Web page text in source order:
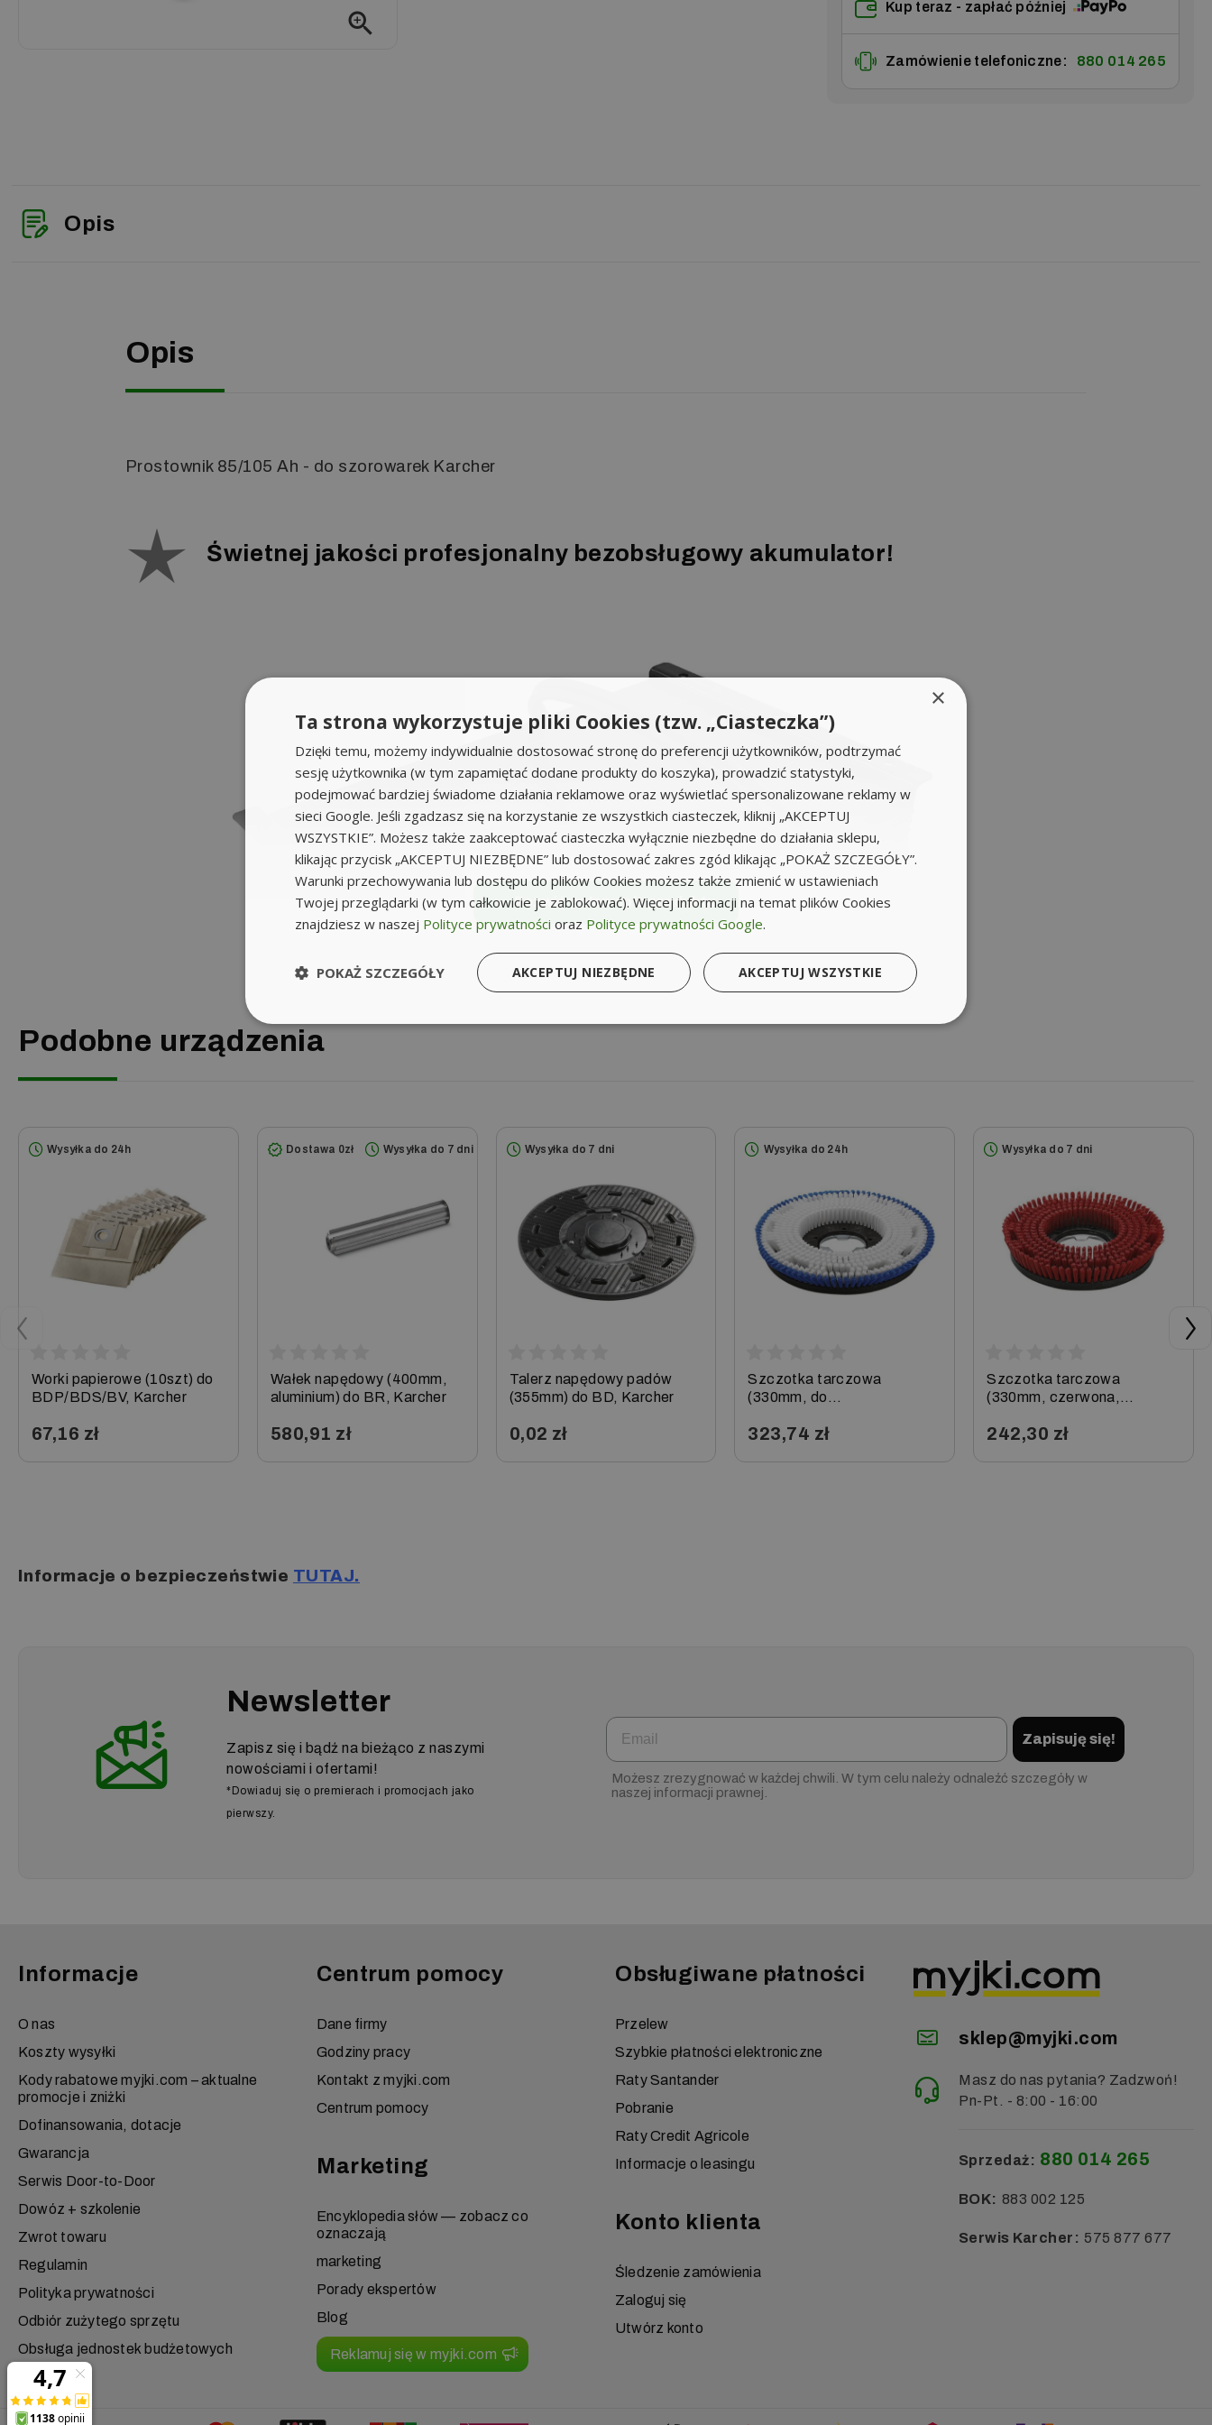
zoom_in
Kup teraz - zapłać później
Zamówienie telefoniczne: 880 014 265
Opis
Opis
Prostownik 85/105 Ah - do szorowarek Karcher
Świetnej jakości profesjonalny bezobsługowy akumulator!
Prostownik do akumulatorów żelowych 6 GEL.
Rozwiń pełen opis produktu
Podobne urządzenia
Wysyłka do 24h
Worki papierowe (10szt) do
BDP/BDS/BV, Karcher
67,16 zł
Dostawa 0zł Wysyłka do 7 dni
Wałek napędowy (400mm,
aluminium) do BR, Karcher
580,91 zł
Wysyłka do 7 dni
Talerz napędowy padów
(355mm) do BD, Karcher
0,02 zł
Wysyłka do 24h
Szczotka tarczowa
(330mm, do
33/180, Karcher
323,74 zł
Wysyłka do 7 dni
Szczotka tarczowa
(330mm, czerwona,
33/180, Karcher
242,30 zł
Informacje o bezpieczeństwie TUTAJ.
Newsletter
Zapisz się i bądź na bieżąco z naszymi
nowościami i ofertami!
*Dowiaduj się o premierach i promocjach jako
pierwszy.
Email
Zapisuję się!
Możesz zrezygnować w każdej chwili. W tym celu należy odnaleźć szczegóły w
naszej informacji prawnej.
Informacje
O nas
Koszty wysyłki
Kody rabatowe myjki.com – aktualne
promocje i zniżki
Dofinansowania, dotacje
Gwarancja
Serwis Door-to-Door
Dowóz + szkolenie
Zwrot towaru
Regulamin
Polityka prywatności
Odbiór zużytego sprzętu
Obsługa jednostek budżetowych
Centrum pomocy
Dane firmy
Godziny pracy
Kontakt z myjki.com
Centrum pomocy
Marketing
Encyklopedia słów — zobacz co
oznaczają
marketing
Porady ekspertów
Blog
Reklamuj się w myjki.com
Obsługiwane płatności
Przelew
Szybkie płatności elektroniczne
Raty Santander
Pobranie
Raty Credit Agricole
Informacje o leasingu
Konto klienta
Śledzenie zamówienia
Zaloguj się
Utwórz konto
sklep@myjki.com
Masz do nas pytania? Zadzwoń!
Pn-Pt. - 8:00 - 16:00
Sprzedaż: 880 014 265
BOK: 883 002 125
Serwis Karcher: 575 877 677
×
Ta strona wykorzystuje pliki Cookies (tzw. „Ciasteczka”)
Dzięki temu, możemy indywidualnie dostosować stronę do preferencji użytkowników, podtrzymać
sesję użytkownika (w tym zapamiętać dodane produkty do koszyka), prowadzić statystyki,
podejmować bardziej świadome działania reklamowe oraz wyświetlać spersonalizowane reklamy w
sieci Google. Jeśli zgadzasz się na korzystanie ze wszystkich ciasteczek, kliknij „AKCEPTUJ
WSZYSTKIE”. Możesz także zaakceptować ciasteczka wyłącznie niezbędne do działania sklepu,
klikając przycisk „AKCEPTUJ NIEZBĘDNE” lub dostosować zakres zgód klikając „POKAŻ SZCZEGÓŁY”.
Warunki przechowywania lub dostępu do plików Cookies możesz także zmienić w ustawieniach
Twojej przeglądarki (w tym całkowicie je zablokować). Więcej informacji na temat plików Cookies
znajdziesz w naszej Polityce prywatności oraz Polityce prywatności Google.
AKCEPTUJ WSZYSTKIE
AKCEPTUJ NIEZBĘDNE
POKAŻ SZCZEGÓŁY